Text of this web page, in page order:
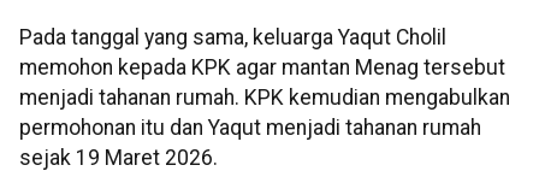
Pada tanggal yang sama, keluarga Yaqut Cholil
memohon kepada KPK agar mantan Menag tersebut
menjadi tahanan rumah. KPK kemudian mengabulkan
permohonan itu dan Yaqut menjadi tahanan rumah
sejak 19 Maret 2026.